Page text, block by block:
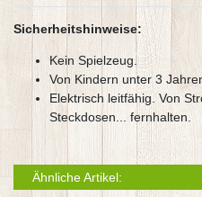
Sicherheitshinweise:
Kein Spielzeug.
Von Kindern unter 3
Elektrisch leitfähig. Von
Steckdosen... fernhalten.
Ähnliche Artikel: